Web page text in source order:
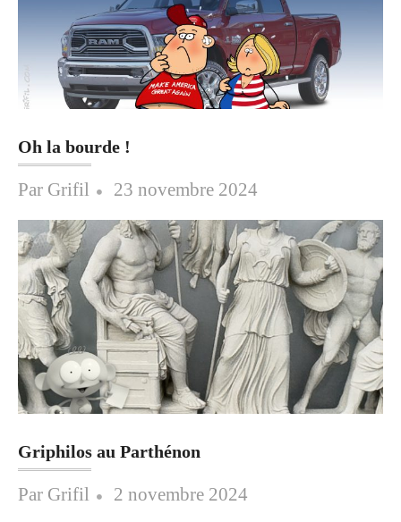
Oh la bourde !
Par Grifil
Posted
on
23 novembre 2024
Griphilos au Parthénon
Par Grifil
Posted
2 novembre 2024